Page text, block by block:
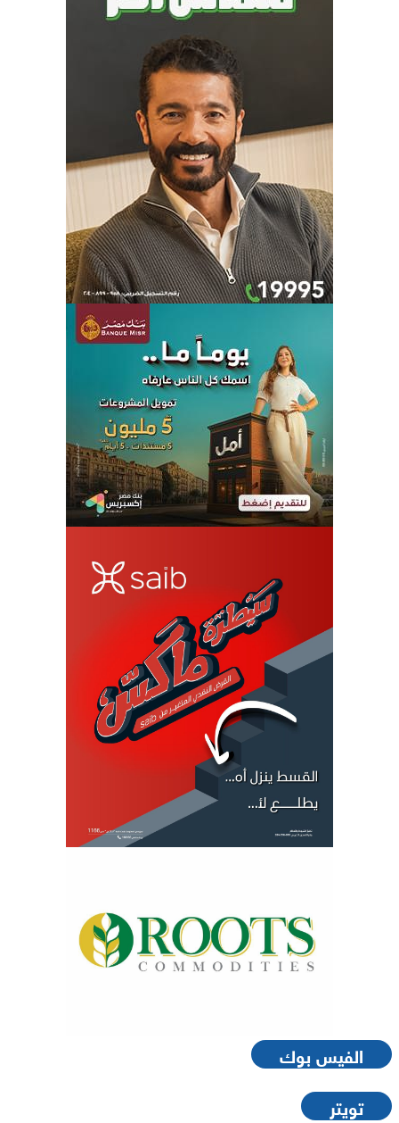
الفيس بوك
تويتر